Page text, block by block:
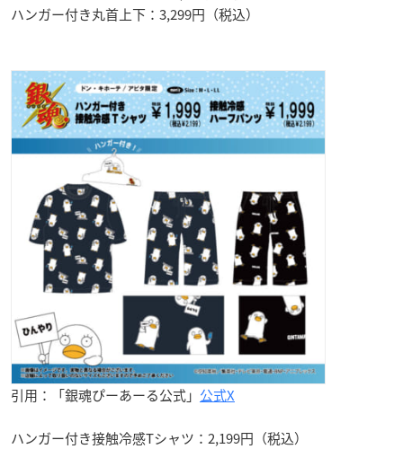
ハンガー付き丸首上下：3,299円（税込）
引用：「銀魂ぴーあーる公式」 公式X
ハンガー付き接触冷感Tシャツ：2,199円（税込）